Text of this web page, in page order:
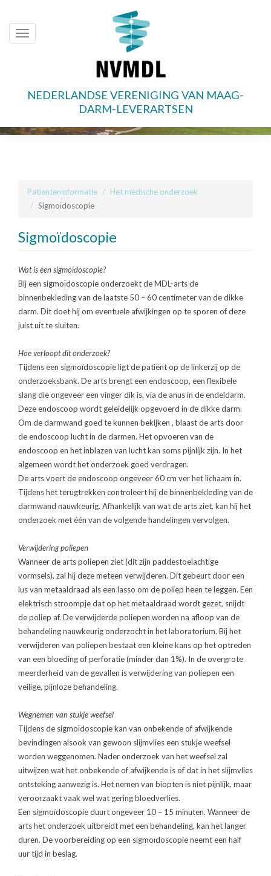
naar
Toggle
NEDERLANDSE VERENIGING VAN MAAG-
DARM-LEVERARTSEN
Patienteninformatie
Het medische onderzoek
Sigmoïdoscopie
Sigmoïdoscopie
Wat is een sigmoïdoscopie?
Bij een sigmoïdoscopie onderzoekt de MDL-arts de
binnenbekleding van de laatste 50 – 60 centimeter van de dikke
darm. Dit doet hij om eventuele afwijkingen op te sporen of deze
juist uit te sluiten.
Hoe verloopt dit onderzoek?
Tijdens een sigmoïdoscopie ligt de patiënt op de linkerzij op de
onderzoeksbank. De arts brengt een endoscoop, een flexibele
slang die ongeveer een vinger dik is, via de anus in de endeldarm.
Deze endoscoop wordt geleidelijk opgevoerd in de dikke darm.
Om de darmwand goed te kunnen bekijken , blaast de arts door
de endoscoop lucht in de darmen. Het opvoeren van de
endoscoop en het inblazen van lucht kan soms pijnlijk zijn. In het
algemeen wordt het onderzoek goed verdragen.
De arts voert de endoscoop ongeveer 60 cm ver het lichaam in.
Tijdens het terugtrekken controleert hij de binnenbekleding van de
darmwand nauwkeurig. Afhankelijk van wat de arts ziet, kan hij het
onderzoek met één van de volgende handelingen vervolgen.
Verwijdering poliepen
Wanneer de arts poliepen ziet (dit zijn paddestoelachtige
vormsels), zal hij deze meteen verwijderen. Dit gebeurt door een
lus van metaaldraad als een lasso om de poliep heen te leggen. Een
elektrisch stroompje dat op het metaaldraad wordt gezet, snijdt
de poliep af. De verwijderde poliepen worden na afloop van de
behandeling nauwkeurig onderzocht in het laboratorium. Bij het
verwijderen van poliepen bestaat een kleine kans op het optreden
van een bloeding of perforatie (minder dan 1%). In de overgrote
meerderheid van de gevallen is verwijdering van poliepen een
veilige, pijnloze behandeling.
Wegnemen van stukje weefsel
Tijdens de sigmoïdoscopie kan van onbekende of afwijkende
bevindingen alsook van gewoon slijmvlies een stukje weefsel
worden weggenomen. Nader onderzoek van het weefsel zal
uitwijzen wat het onbekende of afwijkende is of dat in het slijmvlies
ontsteking aanwezig is. Het nemen van biopten is niet pijnlijk, maar
veroorzaakt vaak wel wat gering bloedverlies.
Een sigmoïdoscopie duurt ongeveer 10 – 15 minuten. Wanneer de
arts het onderzoek uitbreidt met een behandeling, kan het langer
duren. De voorbereiding op een sigmoïdoscopie neemt een half
uur tijd in beslag.